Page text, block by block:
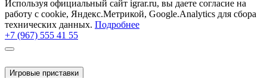
Используя официальный сайт igrar.ru, вы даете согласие на
работу с cookie, Яндекс.Метрикой, Google.Analytics для сбора
технических данных. Подробнее
+7 (967) 555 41 55
Игровые приставки